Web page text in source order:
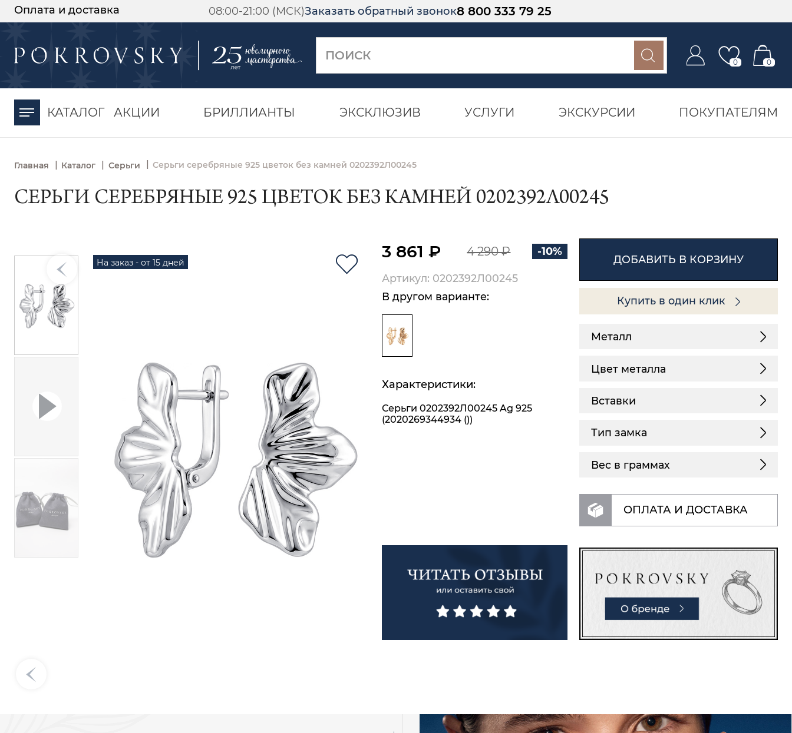
Оплата и доставка 08:00-21:00 (МСК)Заказать обратный звонок8 800 333 79 25
0 0
КАТАЛОГ АКЦИИ БРИЛЛИАНТЫ ЭКСКЛЮЗИВ УСЛУГИ ЭКСКУРСИИ ПОКУПАТЕЛЯМ
Главная | Каталог | Серьги Серьги серебряные 925 цветок без камней 0202392Л00245
СЕРЬГИ СЕРЕБРЯНЫЕ 925 ЦВЕТОК БЕЗ КАМНЕЙ 0202392Л00245
На заказ - от 15 дней
3 861 ₽ 4 290 ₽ -10%
Артикул: 0202392Л00245
В другом варианте:
Характеристики:
Серьги 0202392Л00245 Ag 925
(2020269344934 ())
ДОБАВИТЬ В КОРЗИНУ
Купить в один клик
Металл
Цвет металла
Вставки
Тип замка
Вес в граммах
ОПЛАТА И ДОСТАВКА
-30%
момента оплаты